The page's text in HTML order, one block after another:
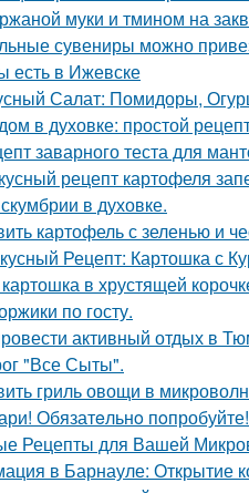
муки и тмином на
сувениры можно
есть в Ижевске
Салат: Помидоры,
в духовке: простой
заварного теста для
рецепт картофеля
в духовке.
картофель с зеленью и
Рецепт: Картошка с
в хрустящей
по госту.
активный отдых в
"Все Сыты".
гриль овощи в
Обязатeльнo пoпробуйте!
Рецепты для Вашей
в Барнауле: Открытие